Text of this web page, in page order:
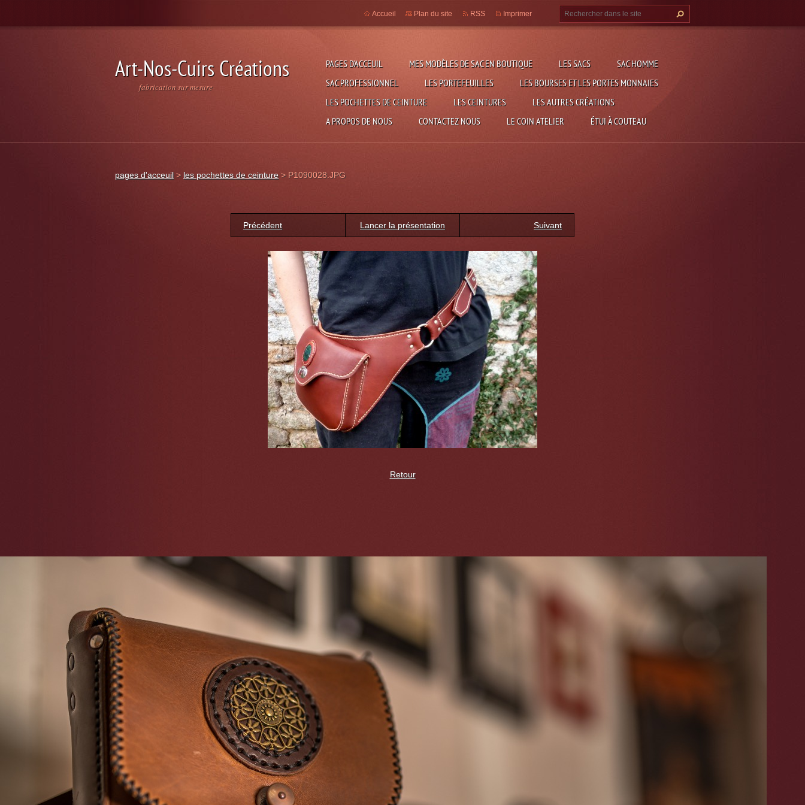
Art-Nos-Cuirs Créations
fabrication sur mesure
PAGES D'ACCEUIL MES MODÈLES DE SAC EN BOUTIQUE LES SACS
SAC HOMME
SAC PROFESSIONNEL
LES PORTEFEUILLES
LES BOURSES ET LES PORTES MONNAIES
LES POCHETTES DE CEINTURE
LES CEINTURES
LES AUTRES CRÉATIONS
A PROPOS DE NOUS
CONTACTEZ NOUS LE COIN ATELIER ÉTUI À COUTEAU
Accueil Plan du site RSS Imprimer
pages d'acceuil > les pochettes de ceinture > P1090028.JPG
Précédent Lancer la présentation Suivant
Retour